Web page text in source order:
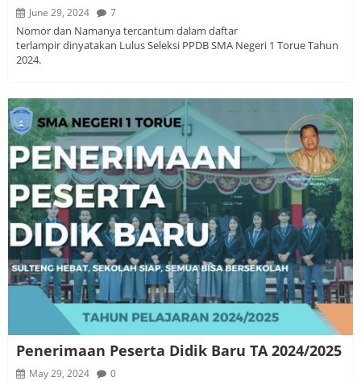
June 29, 2024 7
Nomor dan Namanya tercantum dalam daftar
terlampir dinyatakan Lulus Seleksi PPDB SMA Negeri 1 Torue Tahun
2024.
Penerimaan Peserta Didik Baru TA 2024/2025
May 29, 2024 0